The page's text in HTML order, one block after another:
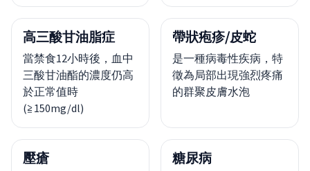
高三酸甘油脂症
當禁食12小時後，血中
三酸甘油酯的濃度仍高
於正常值時
(≧150mg/dl)
帶狀疱疹/皮蛇
是一種病毒性疾病，特
徵為局部出現強烈疼痛
的群聚皮膚水泡
壓瘡 糖尿病